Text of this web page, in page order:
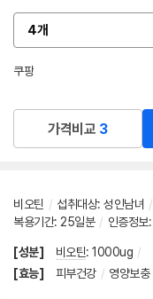
4개
옵
션
선
쿠팡
가격비교 3
비오틴 / 섭취대상: 성인남녀 /
복용기간: 25일분 / 인증정보:
[성분] 비오틴: 1000ug /
[효능]
피부건강 / 영양보충